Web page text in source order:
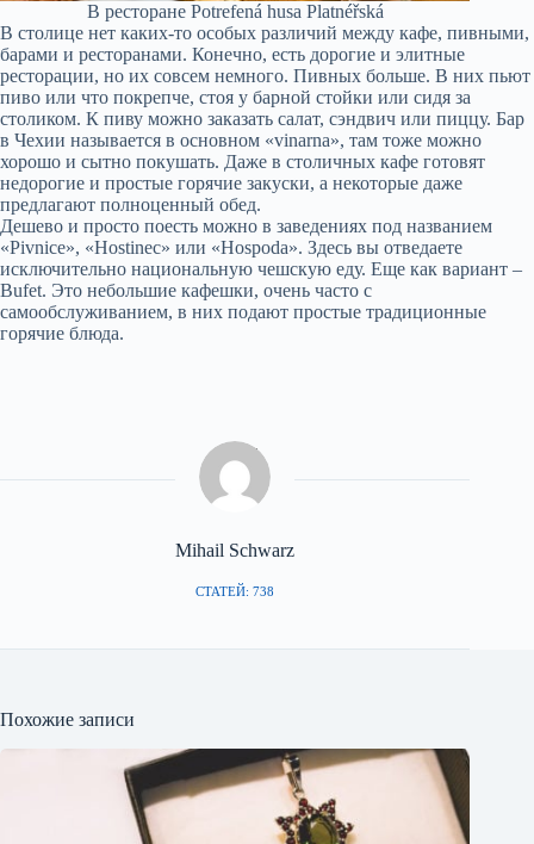
В ресторане Potrefená husa Platnéřská
В столице нет каких-то особых различий между кафе, пивными,
барами и ресторанами. Конечно, есть дорогие и элитные
ресторации, но их совсем немного. Пивных больше. В них пьют
пиво или что покрепче, стоя у барной стойки или сидя за
столиком. К пиву можно заказать салат, сэндвич или пиццу. Бар
в Чехии называется в основном «vinarna», там тоже можно
хорошо и сытно покушать. Даже в столичных кафе готовят
недорогие и простые горячие закуски, а некоторые даже
предлагают полноценный обед.
Дешево и просто поесть можно в заведениях под названием
«Pivnice», «Hostinec» или «Hospoda». Здесь вы отведаете
исключительно национальную чешскую еду. Еще как вариант –
Bufet. Это небольшие кафешки, очень часто с
самообслуживанием, в них подают простые традиционные
горячие блюда.
Mihail Schwarz
СТАТЕЙ: 738
Похожие записи